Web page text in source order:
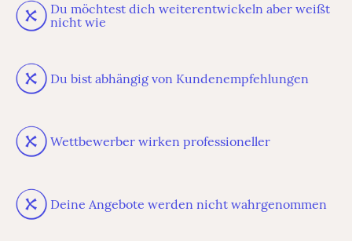
Du möchtest dich weiterentwickeln aber weißt
nicht wie
Du bist abhängig von Kundenempfehlungen
Wettbewerber wirken professioneller
Deine Angebote werden nicht wahrgenommen